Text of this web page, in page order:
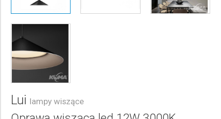
Lui lampy wiszące